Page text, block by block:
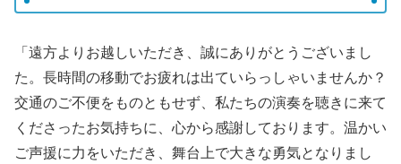
「遠方よりお越しいただき、誠にありがとうございまし
た。長時間の移動でお疲れは出ていらっしゃいませんか？
交通のご不便をものともせず、私たちの演奏を聴きに来て
くださったお気持ちに、心から感謝しております。温かい
ご声援に力をいただき、舞台上で大きな勇気となりまし